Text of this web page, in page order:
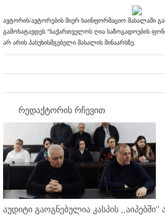
ავტორის/ავტორების მიერ საინფორმაციო მასალაში
გამოხატავდეს "საქართველოს ღია საზოგადოების
არ არის პასუხისმგებელი მასალის შინაარსზე.
რედაქტორის რჩევით
აუდიტი გაოგნებულია კასპის